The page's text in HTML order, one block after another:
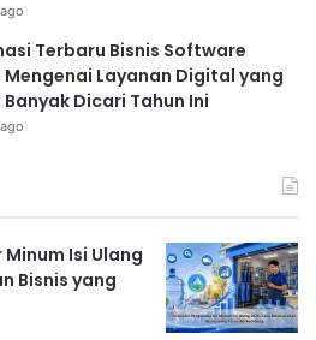
Terbaru Bisnis Software
Mengenai Layanan Digital yang
Banyak Dicari Tahun Ini
Isi Ulang
Bisnis yang